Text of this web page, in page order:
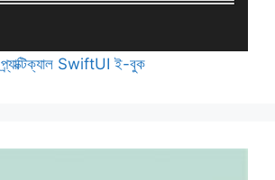
প্র্যাক্টিক্যাল SwiftUI ই-বুক